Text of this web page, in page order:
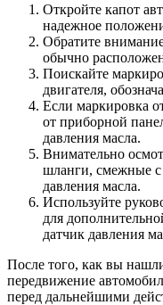
Откройте капот
надежное
Обратите
обычно
Поискайте
двигателя,
Если маркировка
от приборной
давления масла.
Внимательно
шланги, смежные с
давления масла.
Используйте
для
датчик давления
После того, как вы
передвижение
перед дальнейшими